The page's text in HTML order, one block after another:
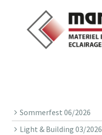
Sommerfest 06/2026
Light & Building 03/2026